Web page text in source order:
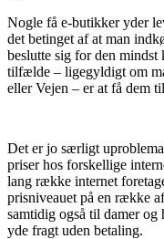
Nogle få e-butikker yder
det betinget af at man
beslutte sig for den
tilfælde – ligegyldigt om
eller Vejen – er at få dem
Det er jo særligt
priser hos forskellige
lang række internet
prisniveauet på en række
samtidig også til damer og
yde fragt uden betaling.